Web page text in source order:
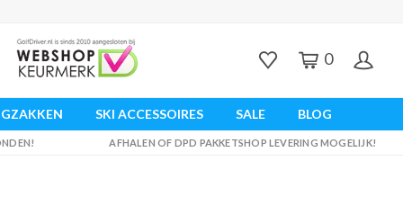
0
SKI ACCESSOIRES SALE BLOG
AFHALEN OF DPD PAKKETSHOP LEVERING MOGELIJK!